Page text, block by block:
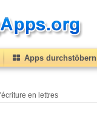
Apps durchstöbern
en lettres